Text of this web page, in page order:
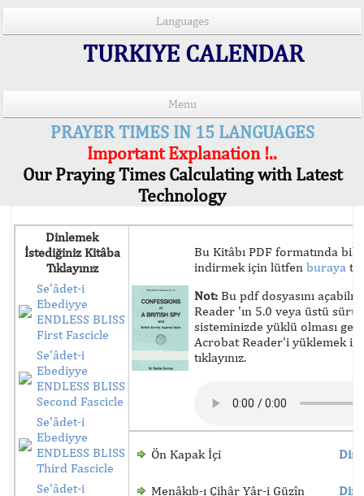
Languages
TURKIYE CALENDAR
Menu
PRAYER TIMES IN 15 LANGUAGES
Important Explanation !..
Our Praying Times Calculating with Latest
Technology
Dinlemek
İstediğiniz Kitâba
Tıklayınız
Se'âdet-i
Ebediyye
ENDLESS BLISS
First Fascicle
Se'âdet-i
Ebediyye
ENDLESS BLISS
Second Fascicle
Se'âdet-i
Ebediyye
ENDLESS BLISS
Third Fascicle
Se'âdet-i
Bu Kitâbı PDF formatında
indirmek için lütfen buraya
Not: Bu pdf dosyasını
Reader 'ın 5.0 veya üstü
sisteminizde yüklü olması
Acrobat Reader'i yüklemek
tıklayınız.
Ön Kapak İçi
Menâkıb-ı Çihâr Yâr-i Güzîn